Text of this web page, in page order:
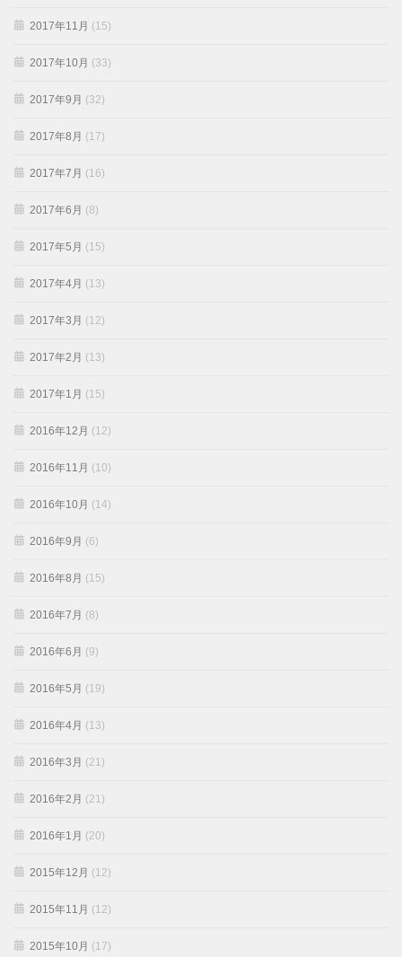
2017年11月 (15)
2017年10月 (33)
2017年9月 (32)
2017年8月 (17)
2017年7月 (16)
2017年6月 (8)
2017年5月 (15)
2017年4月 (13)
2017年3月 (12)
2017年2月 (13)
2017年1月 (15)
2016年12月 (12)
2016年11月 (10)
2016年10月 (14)
2016年9月 (6)
2016年8月 (15)
2016年7月 (8)
2016年6月 (9)
2016年5月 (19)
2016年4月 (13)
2016年3月 (21)
2016年2月 (21)
2016年1月 (20)
2015年12月 (12)
2015年11月 (12)
2015年10月 (17)